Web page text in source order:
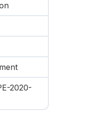
2020-